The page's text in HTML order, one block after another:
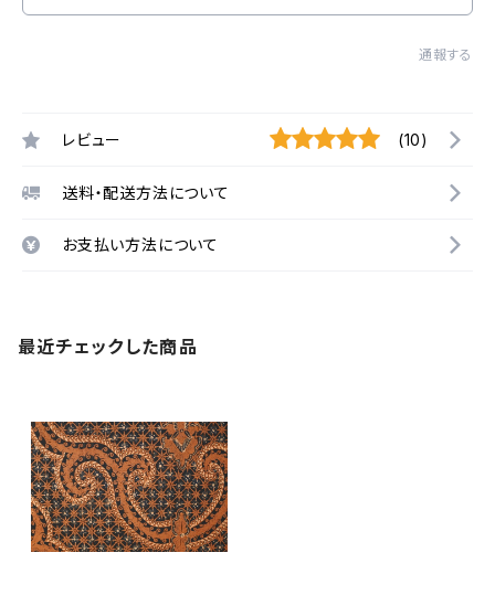
通報する
レビュー (10)
送料・配送方法について
お支払い方法について
最近チェックした商品